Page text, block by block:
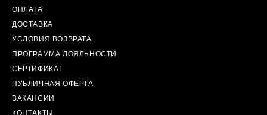
ОПЛАТА
ДОСТАВКА
УСЛОВИЯ ВОЗВРАТА
ПРОГРАММА ЛОЯЛЬНОСТИ
СЕРТИФИКАТ
ПУБЛИЧНАЯ ОФЕРТА
ВАКАНСИИ
КОНТАКТЫ